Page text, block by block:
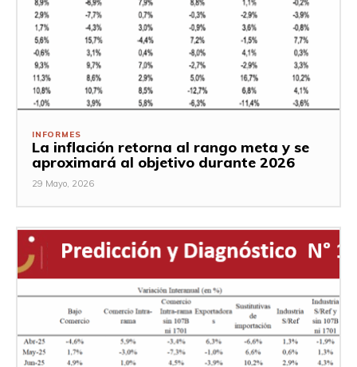
INFORMES
La inflación retorna al rango meta y se
aproximará al objetivo durante 2026
29 Mayo, 2026